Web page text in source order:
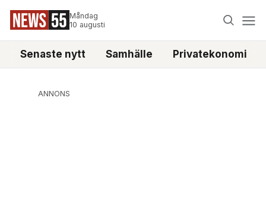
Måndag
10 augusti
Senaste nytt Samhälle Privatekonomi
ANNONS